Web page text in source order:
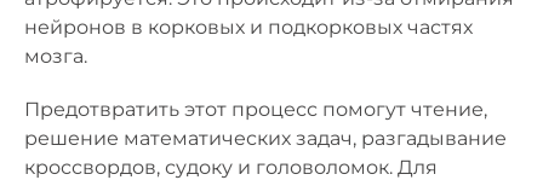
нейронов в корковых и подкорковых частях
мозга.
Предотвратить этот процесс помогут чтение,
решение математических задач, разгадывание
кроссвордов, судоку и головоломок. Для